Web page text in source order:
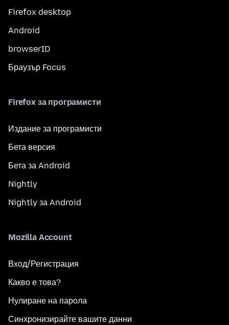
Firefox desktop
Android
browserID
Браузър Focus
Firefox за програмисти
Издание за програмисти
Бета версия
Бета за Android
Nightly
Nightly за Android
Mozilla Account
Вход/Регистрация
Какво е това?
Нулиране на парола
Синхронизирайте вашите данни